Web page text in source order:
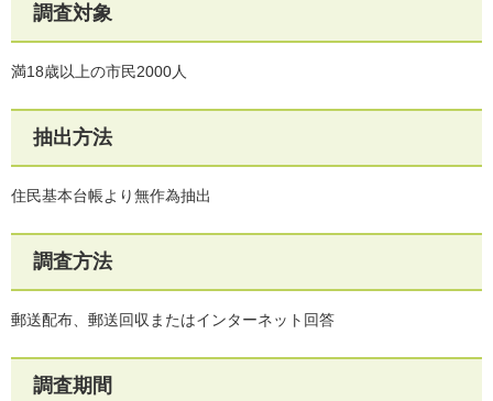
調査対象
満18歳以上の市民2000人
抽出方法
住民基本台帳より無作為抽出
調査方法
郵送配布、郵送回収またはインターネット回答
調査期間